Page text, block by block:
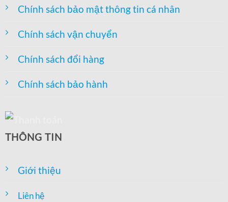
Chính sách bảo mật thông tin cá nhân
Chính sách vận chuyển
Chính sách đổi hàng
Chính sách bảo hành
THÔNG TIN
Giới thiệu
Liên hệ